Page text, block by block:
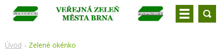
Úvod Zelené okénko